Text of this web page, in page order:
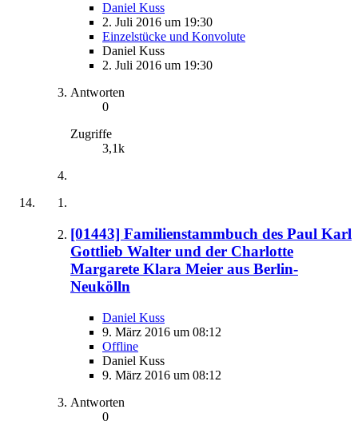
Daniel Kuss
2. Juli 2016 um 19:30
Einzelstücke und Konvolute
Daniel Kuss
2. Juli 2016 um 19:30
Antworten
0
Zugriffe
3,1k
[01443] Familienstammbuch des Paul Karl
Gottlieb Walter und der Charlotte
Margarete Klara Meier aus Berlin-
Neukölln
Daniel Kuss
9. März 2016 um 08:12
Offline
Daniel Kuss
9. März 2016 um 08:12
Antworten
0